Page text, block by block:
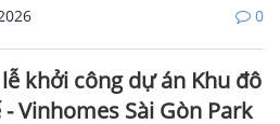
0
khởi công dự án Khu đô
Vinhomes Sài Gòn Park